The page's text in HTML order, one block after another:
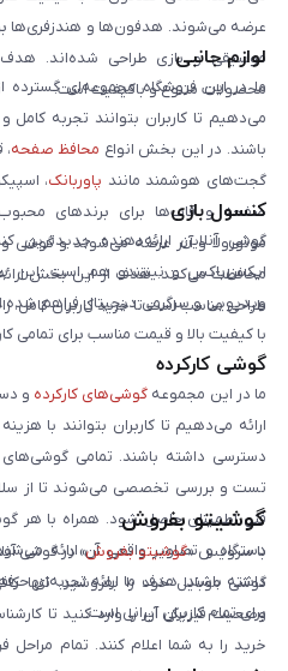
عرضه می‌شوند. هدفون‌ها و هندزفری‌ها
موسیقی و بازی طراحی شده‌اند. هدف
محصولات متنوع و باکیفیت است.
لوازم جانبی
ما در این فروشگاه مجموعه‌ای گسترده
می‌دهیم تا کاربران بتوانند تجربه
باشند. در این بخش انواع محافظ صفحه
گجت‌های هوشمند مانند پاوربانک،
صفحه و قاب‌ها برای برندهای محبوب
موتورولا و آنر عرضه می‌شوند و گوشی
محافظت می‌کنند. هدف از این بخش ارائه
طراحی مناسب است تا خرید کاربران
کنسول بازی
گوشی آنلاین ارائه‌دهنده جدیدترین
ایکس‌باکس و نینتندو هم است. این
ویدیویی و سرگرمی دیجیتال فراهم
با کیفیت بالا و قیمت مناسب برای تمامی
گوشی کارکرده
ما در این مجموعه گوشی‌های کارکرده و
ارائه می‌دهیم تا کاربران بتوانند با
دسترسی داشته باشند. تمامی گوشی‌های
تست و بررسی تخصصی می‌شوند تا از
فنی اطمینان حاصل شود. همراه با هر
دستگاه و تصاویر واقعی آن ارائه می‌شود
داشته باشند. هدف ما ارائه تجربه‌ای
برای تمام کاربران ایرانی است.
گوشیتو بفروش
با سرویس «گوشیتو بفروش» در گوشی
گوشی موبایل خود را بفروشید. تنها
وضعیت فیزیکی آن را وارد کنید تا
خرید را به شما اعلام کنند. تمام